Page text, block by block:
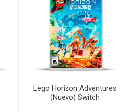
Lego Horizon Adventures
(Nuevo) Switch